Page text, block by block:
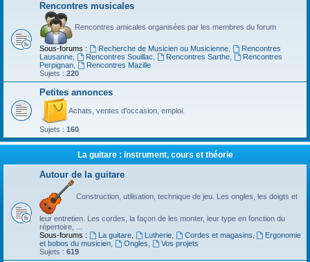
Rencontres musicales
Rencontres amicales organisées par les membres du forum
Sous-forums : Recherche de Musicien ou Musicienne,
Rencontres
Lausanne
Rencontres Souillac Rencontres Sarthe,
Rencontres
Perpignan
Rencontres Mazille
Sujets : 220
Petites annonces
Achats, ventes d'occasion, emploi.
Sujets : 160
La guitare : instrument, cours et théorie
Autour de la guitare
Construction, utilisation, technique de jeu. Les ongles, les doigts et
leur entretien. Les cordes, la façon de les monter, leur type en fonction du
répertoire, ...
Sous-forums :
La guitare, Lutherie, Cordes et magasins
Ergonomie
et bobos du musicien
Ongles
Vos projets
Sujets : 619